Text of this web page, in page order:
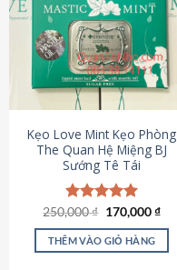
Kẹo Love Mint Kẹo Phòng
The Quan Hệ Miệng BJ
Sướng Tê Tái
Được xếp
hạng5.00
5 sao
250,000₫ Giá
là:
250,000 ₫.
170,000₫Giá
tại
THÊM VÀO GIỎ HÀNG